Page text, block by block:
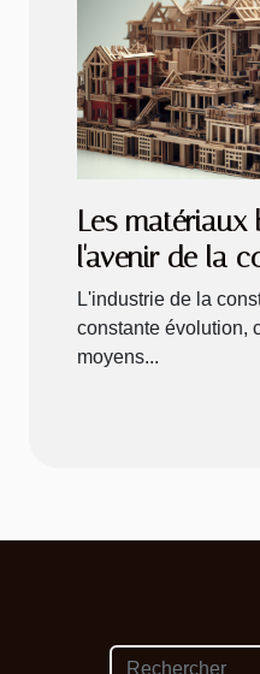
Les matériaux
l'avenir de la
L'industrie de la
constante évolution,
moyens...